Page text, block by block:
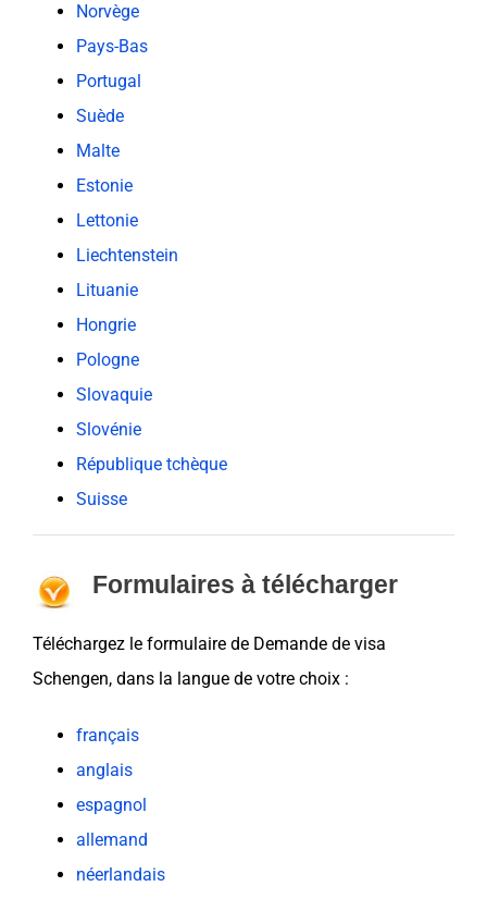
Norvège
Pays-Bas
Portugal
Suède
Malte
Estonie
Lettonie
Liechtenstein
Lituanie
Hongrie
Pologne
Slovaquie
Slovénie
République tchèque
Suisse
Formulaires à télécharger
Téléchargez le formulaire de Demande de visa
Schengen, dans la langue de votre choix :
français
anglais
espagnol
allemand
néerlandais